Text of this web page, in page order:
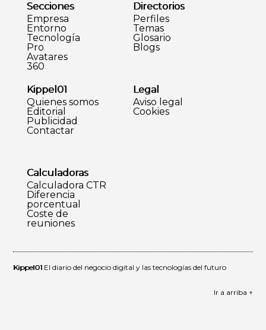
Secciones
Empresa
Entorno
Tecnología
Pro
Avatares
360
Directorios
Perfiles
Temas
Glosario
Blogs
Kippel01
Quienes somos
Editorial
Publicidad
Contactar
Legal
Aviso legal
Cookies
Calculadoras
Calculadora CTR
Diferencia
porcentual
Coste de
reuniones
Kippel01 El diario del negocio digital y las tecnologías del futuro
Ir a arriba ↑